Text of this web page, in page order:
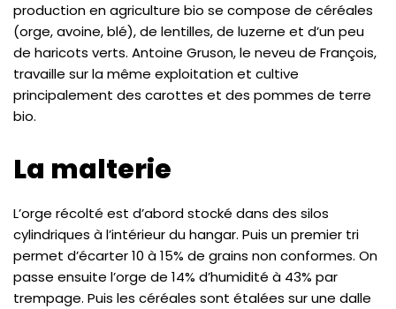
production en agriculture bio se compose de céréales
(orge, avoine, blé), de lentilles, de luzerne et d’un peu
de haricots verts. Antoine Gruson, le neveu de François,
travaille sur la même exploitation et cultive
principalement des carottes et des pommes de terre
bio.
La malterie
L’orge récolté est d’abord stocké dans des silos
cylindriques à l’intérieur du hangar. Puis un premier tri
permet d’écarter 10 à 15% de grains non conformes. On
passe ensuite l’orge de 14% d’humidité à 43% par
trempage. Puis les céréales sont étalées sur une dalle